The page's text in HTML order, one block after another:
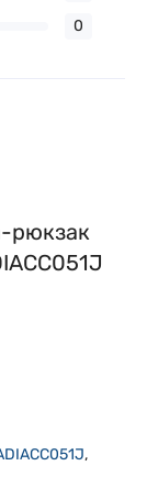
0
рюкзак
,